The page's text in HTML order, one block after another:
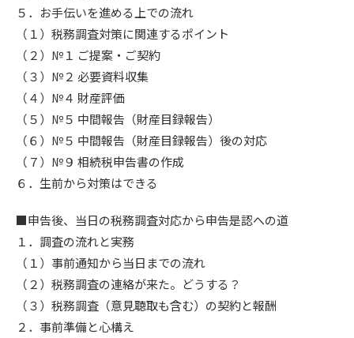
５．お手伝いを進める上での流れ
（１）税務調査対策に関連するポイント
（２）№１ ご提案・ご契約
（３）№２ 必要資料収集
（４）№４ 財産評価
（５）№５ 中間報告（財産目録報告）
（６）№５ 中間報告（財産目録報告）後の対応
（７）№９ 相続税申告書の作成
６．生前から対策はできる
■申告後、当日の税務調査対応から申告是認への道
１．調査の流れと実務
（１）事前通知から当日までの流れ
（２）税務調査の連絡が来た。どうする？
（３）税務調査（意見聴取も含む）の契約と報酬
２．事前準備と心構え